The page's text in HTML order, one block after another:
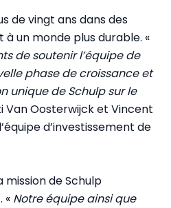
de vingt ans dans des
un monde plus durable. «
de soutenir l’équipe de
phase de croissance et
unique de Schulp sur le
Van Oosterwijck et Vincent
d’investissement de
mission de Schulp
« Notre équipe ainsi que